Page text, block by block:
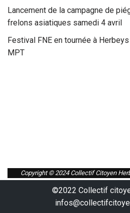
Lancement de la campagne de
frelons asiatiques samedi 4 avril
Festival FNE en tournée à
MPT
Copyright © 2024 Collectif Citoyen
©2022 Collectif